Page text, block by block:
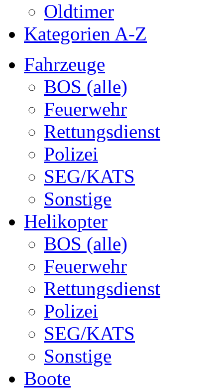
Oldtimer
Kategorien A-Z
Fahrzeuge
BOS (alle)
Feuerwehr
Rettungsdienst
Polizei
SEG/KATS
Sonstige
Helikopter
BOS (alle)
Feuerwehr
Rettungsdienst
Polizei
SEG/KATS
Sonstige
Boote